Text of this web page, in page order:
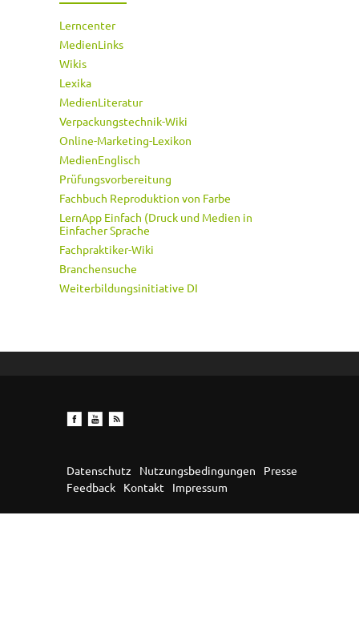
Lerncenter
MedienLinks
Wikis
Lexika
MedienLiteratur
Verpackungstechnik-Wiki
Online-Marketing-Lexikon
MedienEnglisch
Prüfungsvorbereitung
Fachbuch Reproduktion von Farbe
LernApp Einfach (Druck und Medien in
Einfacher Sprache
Fachpraktiker-Wiki
Branchensuche
Weiterbildungsinitiative DI
Datenschutz Nutzungsbedingungen
Presse
Feedback
Kontakt Impressum